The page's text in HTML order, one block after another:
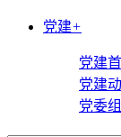
党建+
党建
党建
党委